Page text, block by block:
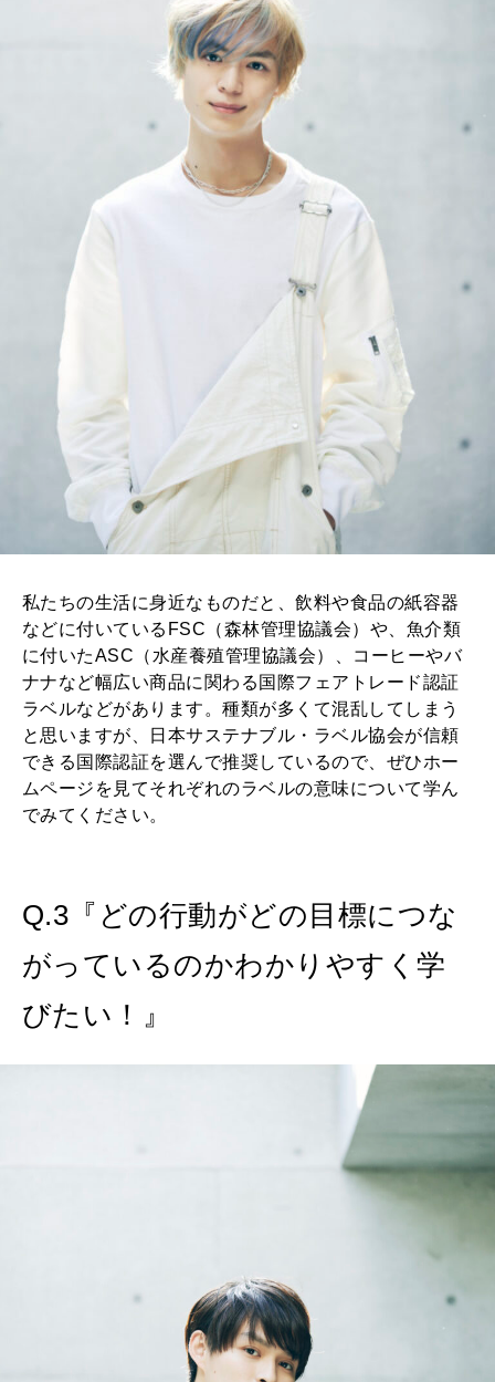
私たちの生活に身近なものだと、飲料や食品の紙容器
などに付いているFSC（森林管理協議会）や、魚介類
に付いたASC（水産養殖管理協議会）、コーヒーやバ
ナナなど幅広い商品に関わる国際フェアトレード認証
ラベルなどがあります。種類が多くて混乱してしまう
と思いますが、日本サステナブル・ラベル協会が信頼
できる国際認証を選んで推奨しているので、ぜひホー
ムページを見てそれぞれのラベルの意味について学ん
でみてください。
Q.3『どの行動がどの目標につな
がっているのかわかりやすく学
びたい！』